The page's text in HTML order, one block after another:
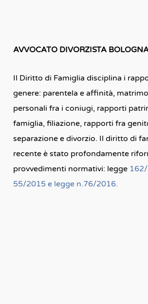
AVVOCATO DIVORZISTA
Il Diritto di Famiglia disciplina i
genere: parentela e affinità,
personali fra i coniugi, rapporti
famiglia, filiazione, rapporti fra
separazione e divorzio. Il diritto di
recente è stato profondamente
provvedimenti normativi: legge162/
55/2015 e legge n.76/2016.